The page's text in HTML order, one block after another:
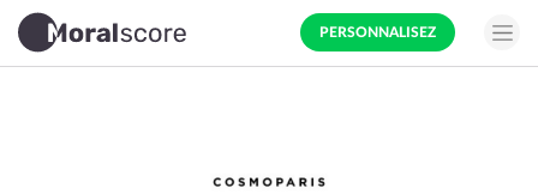
PERSONNALISEZ